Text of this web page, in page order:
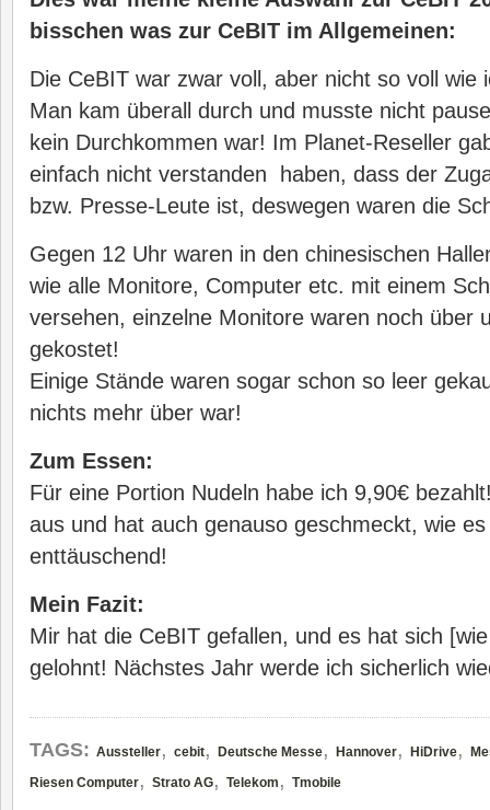
bisschen was zur CeBIT im Allgemeinen:
Die CeBIT war zwar voll, aber nicht so voll wie
Man kam überall durch und musste nicht
kein Durchkommen war! Im Planet-Reseller
einfach nicht verstanden haben, dass der
bzw. Presse-Leute ist, deswegen waren die
Gegen 12 Uhr waren in den chinesischen
wie alle Monitore, Computer etc. mit einem
versehen, einzelne Monitore waren noch über
gekostet!
Einige Stände waren sogar schon so leer
nichts mehr über war!
Zum Essen:
Für eine Portion Nudeln habe ich 9,90€
aus und hat auch genauso geschmeckt, wie
enttäuschend!
Mein Fazit:
Mir hat die CeBIT gefallen, und es hat sich
gelohnt! Nächstes Jahr werde ich sicherlich
TAGS: Aussteller, cebit, Deutsche Messe, Hannover, HiDrive,
Riesen Computer, Strato AG, Telekom , Tmobile